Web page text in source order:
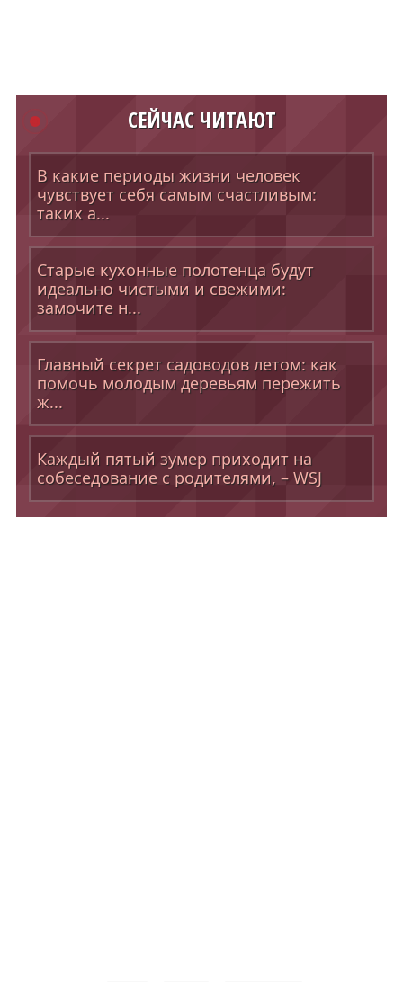
СЕЙЧАС ЧИТАЮТ
В какие периоды жизни человек
чувствует себя самым счастливым:
таких а...
Старые кухонные полотенца будут
идеально чистыми и свежими:
замочите н...
Главный секрет садоводов летом: как
помочь молодым деревьям пережить
ж...
Каждый пятый зумер приходит на
собеседование с родителями, – WSJ